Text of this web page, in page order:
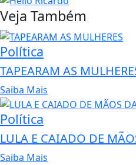
Veja Também
Política
TAPEARAM AS
Saiba Mais
Política
LULA E CAIADO DE
Saiba Mais